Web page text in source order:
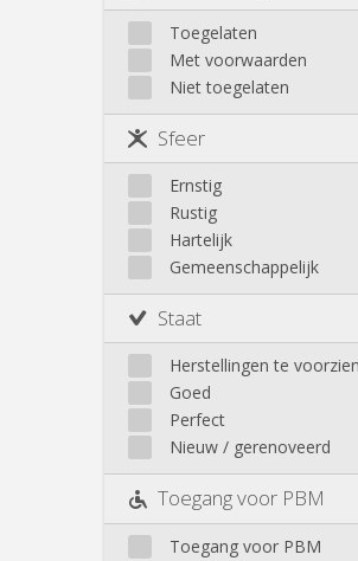
L'Hocaille
La Baraque
Lauzelle
Les Bruyères
Genappe
Mont-Saint-Guibert
Nivelles
Ottignies
Rixensart
Walhain
Wavre
Buiten Louvain-La-
Toegelaten
Met voorwaarden
Niet toegelaten
Sfeer
Ernstig
Rustig
Hartelijk
Gemeenschappelijk
Staat
Herstellingen te voorzien
Goed
Perfect
Nieuw / gerenoveerd
Toegang voor PBM
Toegang voor PBM